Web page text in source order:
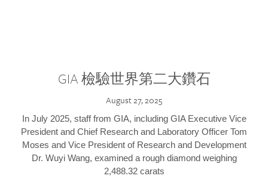
GIA 檢驗世界第二大鑽石
August 27, 2025
In July 2025, staff from GIA, including GIA Executive Vice
President and Chief Research and Laboratory Officer Tom
Moses and Vice President of Research and Development
Dr. Wuyi Wang, examined a rough diamond weighing
2,488.32 carats